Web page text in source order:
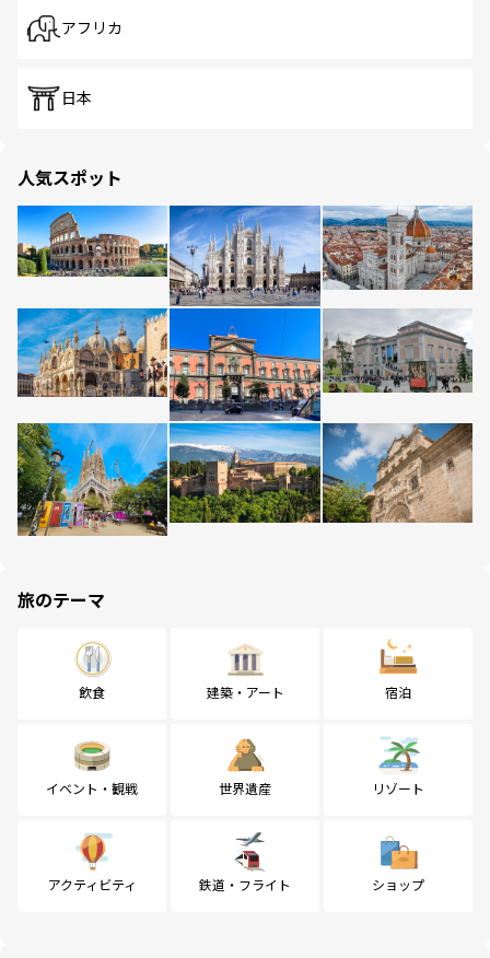
アフリカ
日本
人気スポット
旅のテーマ
飲食 建築・アート 宿泊
イベント・観戦 世界遺産 リゾート
アクティビティ 鉄道・フライト ショップ